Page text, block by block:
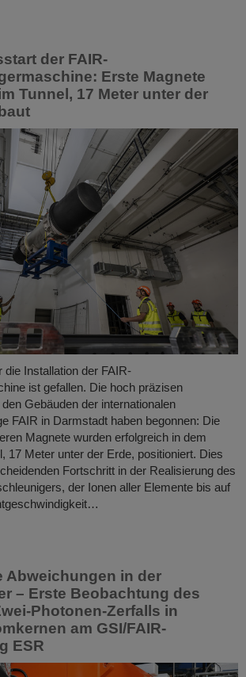
der FAIR-
Erste Magnete
Tunnel, 17 Meter unter der
Installation der FAIR-
ist gefallen. Die hoch präzisen
Gebäuden der internationalen
FAIR in Darmstadt haben begonnen: Die
Magnete wurden erfolgreich in dem
17 Meter unter der Erde, positioniert. Dies
Fortschritt in der Realisierung des
der Ionen aller Elemente bis auf
Abweichungen in der
– Erste Beobachtung des
Photonen-Zerfalls in
am GSI/FAIR-
ESR